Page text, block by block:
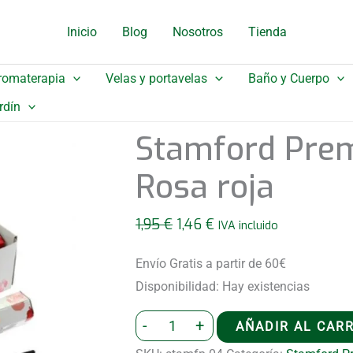
Inicio Blog Nosotros Tienda
Velas y portavelas Baño y Cuerpo
Stamford
Rosa roja
1,95€ El
original
era:
1,95 €.
1,46 €El
actual
es:
IVA incluido
Envío Gratis a partir de 60€
Disponibilidad: Hay existencias
-
Stamford
Premium
+
AÑADIR AL
era:
1,95 €.1,46 €.